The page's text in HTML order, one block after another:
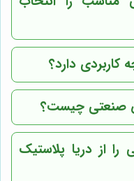
دارد؟
صنعتی چیست؟
را ازدریا پلاستیک